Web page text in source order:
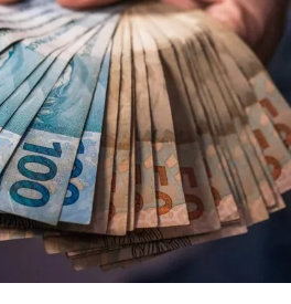
do valor do débito.
entrar em vigor dentre um
anunciadas pelo
na última semana. A maior
ainda de aprovação na
ou no Conselho Nacional de